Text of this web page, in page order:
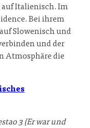
auf Italienisch. Im
Bei ihrem
Slowenisch und
und der
Atmosphäre die
3 (Er war und